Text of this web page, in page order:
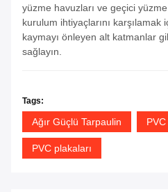
yüzme havuzları ve geçici
kurulum ihtiyaçlarını
kaymayı önleyen alt katmanlar
sağlayın.
Tags:
Ağır Güçlü Tarpaulin
PVC plakaları